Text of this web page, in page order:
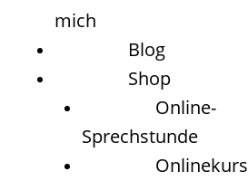
mich
Blog
Shop
Online-
Sprechstunde
Onlinekurs